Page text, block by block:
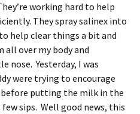
working hard to help
They spray salinex into
help clear things a bit and
all over my body and
nose. Yesterday, I was
were trying to encourage
putting the milk in the
sips. Well good news, this